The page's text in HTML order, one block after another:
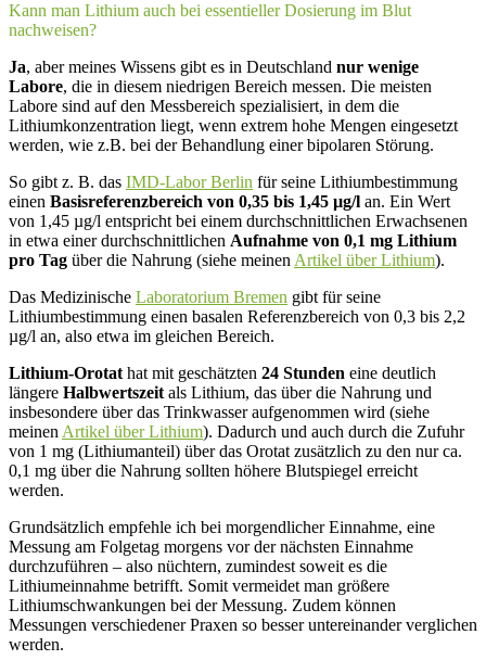
Kann man Lithium auch bei essentieller Dosierung im Blut
nachweisen?
Ja, aber meines Wissens gibt es in Deutschland nur wenige
Labore, die in diesem niedrigen Bereich messen. Die meisten
Labore sind auf den Messbereich spezialisiert, in dem die
Lithiumkonzentration liegt, wenn extrem hohe Mengen eingesetzt
werden, wie z.B. bei der Behandlung einer bipolaren Störung.
So gibt z. B. das IMD-Labor Berlin für seine Lithiumbestimmung
einen Basisreferenzbereich von 0,35 bis 1,45 µg/l an. Ein Wert
von 1,45 µg/l entspricht bei einem durchschnittlichen Erwachsenen
in etwa einer durchschnittlichen Aufnahme von 0,1 mg Lithium
pro Tag über die Nahrung (siehe meinen Artikel über Lithium).
Das Medizinische Laboratorium Bremen gibt für seine
Lithiumbestimmung einen basalen Referenzbereich von 0,3 bis 2,2
µg/l an, also etwa im gleichen Bereich.
Lithium-Orotat hat mit geschätzten 24 Stunden eine deutlich
längere Halbwertszeit als Lithium, das über die Nahrung und
insbesondere über das Trinkwasser aufgenommen wird (siehe
meinen Artikel über Lithium). Dadurch und auch durch die Zufuhr
von 1 mg (Lithiumanteil) über das Orotat zusätzlich zu den nur ca.
0,1 mg über die Nahrung sollten höhere Blutspiegel erreicht
werden.
Grundsätzlich empfehle ich bei morgendlicher Einnahme, eine
Messung am Folgetag morgens vor der nächsten Einnahme
durchzuführen – also nüchtern, zumindest soweit es die
Lithiumeinnahme betrifft. Somit vermeidet man größere
Lithiumschwankungen bei der Messung. Zudem können
Messungen verschiedener Praxen so besser untereinander verglichen
werden.